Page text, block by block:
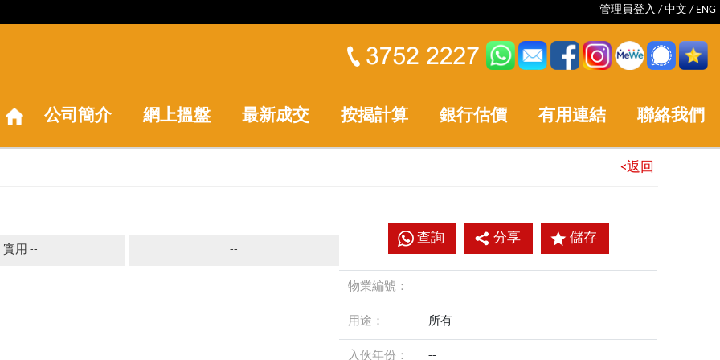
管理員登入 / 中文 / ENG
公司簡介 網上搵盤 最新成交 按揭計算 銀行估價 有用連結 聯絡我們
<返回
實用 -- --
查詢 分享 儲存
物業編號：
用途： 所有
入伙年份： --